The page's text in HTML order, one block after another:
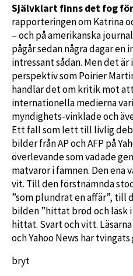
Självklart finns det fog
rapporteringen om Katrina
– och på amerikanska
pågår sedan några dagar en
intressant sådan. Men det
perspektiv som Poirier
handlar det om kritik mot
internationella medierna
myndighets-vinklade och
Ett fall som lett till livlig
bilder från AP och AFP på
överlevande som vadade
matvaror i famnen. Den ena
vit. Till den förstnämnda
”som plundrat en affär”, till
bilden ”hittat bröd och läsk
hittat. Svart och vitt.
och Yahoo News har
bryt